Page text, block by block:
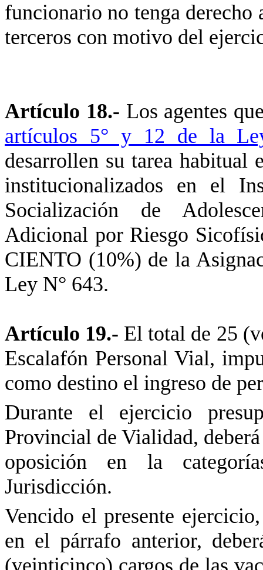
funcionario no tenga
terceros con motivo del
Artículo 18.- Los agentes
artículos 5° y 12 de la
desarrollen su tarea habitual
institucionalizados en el
Socialización de
Adicional por Riesgo
CIENTO (10%) de la
Ley N° 643.
Artículo 19.- El total de 25
Escalafón Personal Vial,
como destino el ingreso de
Durante el ejercicio
Provincial de Vialidad,
oposición en la
Jurisdicción.
Vencido el presente
en el párrafo anterior,
(veinticinco) cargos de las